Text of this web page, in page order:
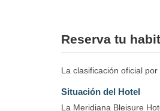
Reserva tu
La clasificación oficial
Situación del Hotel
La Meridiana Bleisure